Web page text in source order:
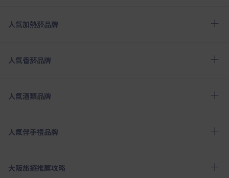
人氣加熱菸品牌
人氣香菸品牌
人氣酒類品牌
人氣伴手禮品牌
大阪旅遊推薦攻略